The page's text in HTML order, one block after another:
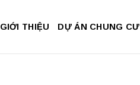
GIỚI THIỆU DỰ ÁN CHUNG CƯ